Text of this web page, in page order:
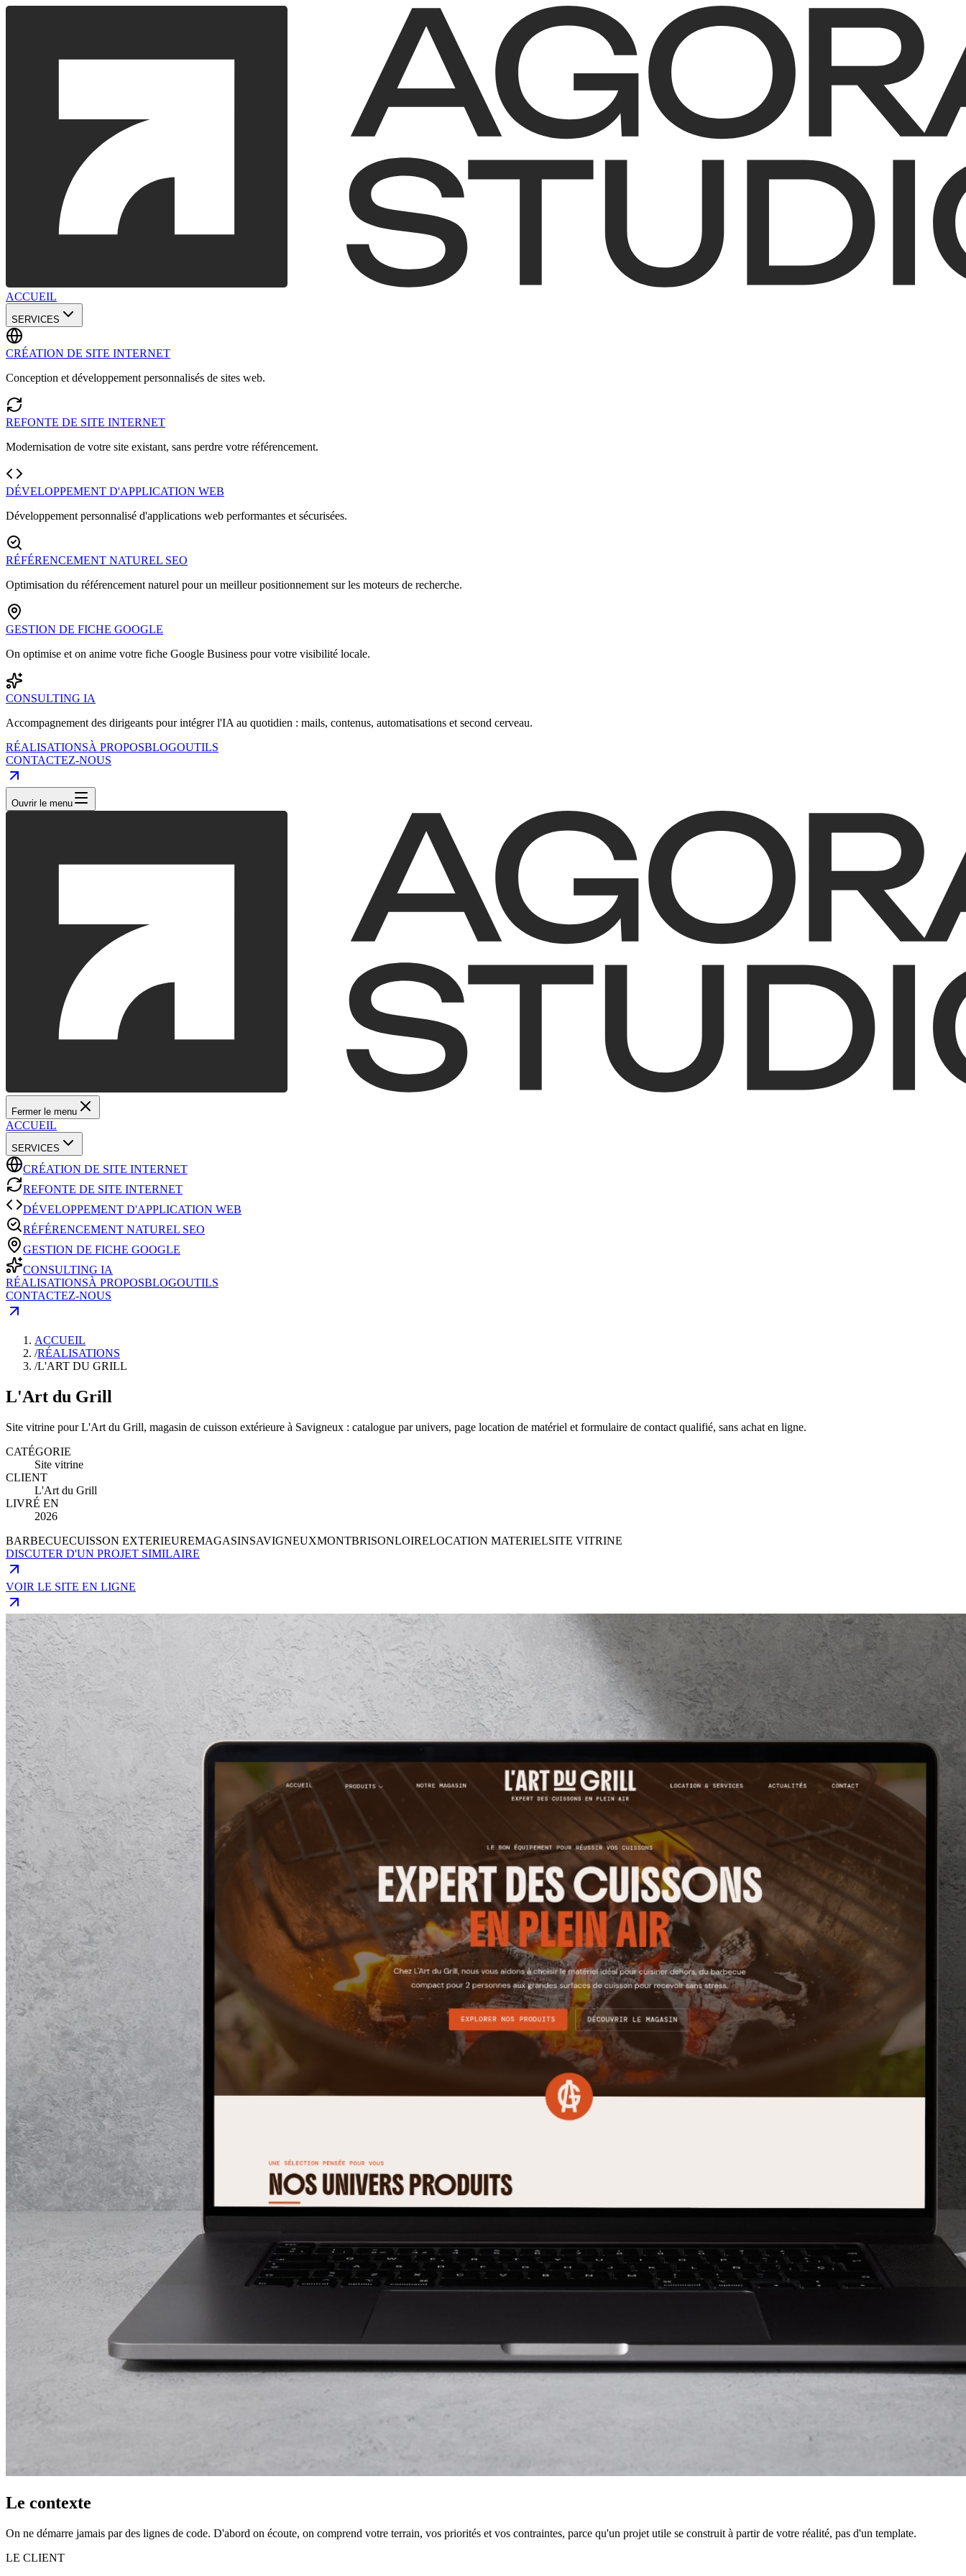
ACCUEIL
SERVICES
CRÉATION DE SITE INTERNET
Conception et développement personnalisés de sites web.
REFONTE DE SITE INTERNET
Modernisation de votre site existant, sans perdre votre référencement.
DÉVELOPPEMENT D'APPLICATION WEB
Développement personnalisé d'applications web performantes et sécurisées.
RÉFÉRENCEMENT NATUREL SEO
Optimisation du référencement naturel pour un meilleur positionnement sur les moteurs de recherche.
GESTION DE FICHE GOOGLE
On optimise et on anime votre fiche Google Business pour votre visibilité locale.
CONSULTING IA
Accompagnement des dirigeants pour intégrer l'IA au quotidien : mails, contenus, automatisations et second cerveau.
RÉALISATIONSÀ PROPOSBLOGOUTILS
CONTACTEZ-NOUS
Ouvrir le menu
Fermer le menu
ACCUEIL
SERVICES
CRÉATION DE SITE INTERNET
REFONTE DE SITE INTERNET
DÉVELOPPEMENT D'APPLICATION WEB
RÉFÉRENCEMENT NATUREL SEO
GESTION DE FICHE GOOGLE
CONSULTING IA
RÉALISATIONSÀ PROPOSBLOGOUTILS
CONTACTEZ-NOUS
ACCUEIL
/RÉALISATIONS
/L'ART DU GRILL
L'Art du Grill
Site vitrine pour L'Art du Grill, magasin de cuisson extérieure à Savigneux : catalogue par univers, page location de matériel et formulaire de contact qualifié, sans achat en ligne.
CATÉGORIE
Site vitrine
CLIENT
L'Art du Grill
LIVRÉ EN
2026
BARBECUECUISSON EXTERIEUREMAGASINSAVIGNEUXMONTBRISONLOIRELOCATION MATERIELSITE VITRINE
DISCUTER D'UN PROJET SIMILAIRE
VOIR LE SITE EN LIGNE
Le contexte
On ne démarre jamais par des lignes de code. D'abord on écoute, on comprend votre terrain, vos priorités et vos contraintes, parce qu'un projet utile se construit à partir de votre réalité, pas d'un template.
LE CLIENT